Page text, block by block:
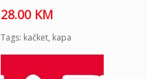
28.00 KM
Tags: kačket, kapa